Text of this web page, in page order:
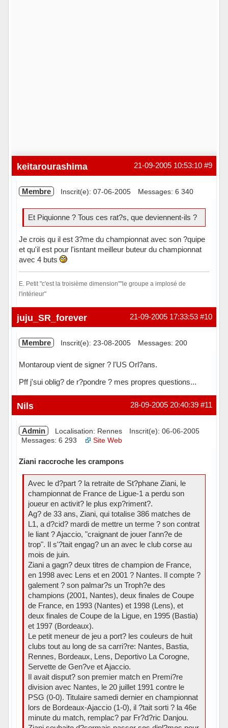
#9
21-09-2005 10:53:10
keitarourashima
Membre Inscrit(e): 07-06-2005 Messages: 6 340
Et Piquionne ? Tous ces rat?s, que deviennent-ils ?
Je crois qu il est 3?me du championnat avec son ?quipe
et qu'il est pour l'isntant meilleur buteur du championnat
avec 4 buts
E. Petit "c'est la troisième dimension""le groupe a implosé de
l'intérieur"
Hors ligne #10
21-09-2005 17:33:53
juju_SR_forever
Membre Inscrit(e): 23-08-2005 Messages: 200
Montaroup vient de signer ? l'US Orl?ans.
Pff j'sui oblig? de r?pondre ? mes propres questions...
Hors ligne #11
28-09-2005 20:40:39
Nils
Admin Localisation: Rennes
Inscrit(e): 06-06-2005
Messages: 6 293
Site Web
Ziani raccroche les crampons
Avec le d?part ? la retraite de St?phane Ziani, le
championnat de France de Ligue-1 a perdu son
joueur en activit? le plus exp?riment?.
Ag? de 33 ans, Ziani, qui totalise 386 matches de
L1, a d?cid? mardi de mettre un terme ? son contrat
le liant ? Ajaccio, "craignant de jouer l'ann?e de
trop". Il s'?tait engag? un an avec le club corse au
mois de juin.
Ziani a gagn? deux titres de champion de France,
en 1998 avec Lens et en 2001 ? Nantes. Il compte ?
galement ? son palmar?s un Troph?e des
champions (2001, Nantes), deux finales de Coupe
de France, en 1993 (Nantes) et 1998 (Lens), et
deux finales de Coupe de la Ligue, en 1995 (Bastia)
et 1997 (Bordeaux).
Le petit meneur de jeu a port? les couleurs de huit
clubs tout au long de sa carri?re: Nantes, Bastia,
Rennes, Bordeaux, Lens, Deportivo La Corogne,
Servette de Gen?ve et Ajaccio.
Il avait disput? son premier match en Premi?re
division avec Nantes, le 20 juillet 1991 contre le
PSG (0-0). Titulaire samedi dernier en championnat
lors de Bordeaux-Ajaccio (1-0), il ?tait sorti ? la 46e
minute du match, remplac? par Fr?d?ric Danjou.